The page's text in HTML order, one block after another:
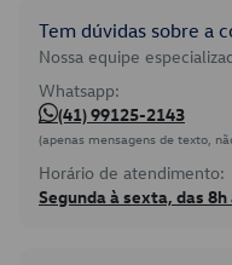
Tem dúvidas sobre a
Nossa equipe
Whatsapp:
(41) 99125-2143
(apenas mensagens de texto,
Horário de atendimento:
Segunda à sexta, das 8h